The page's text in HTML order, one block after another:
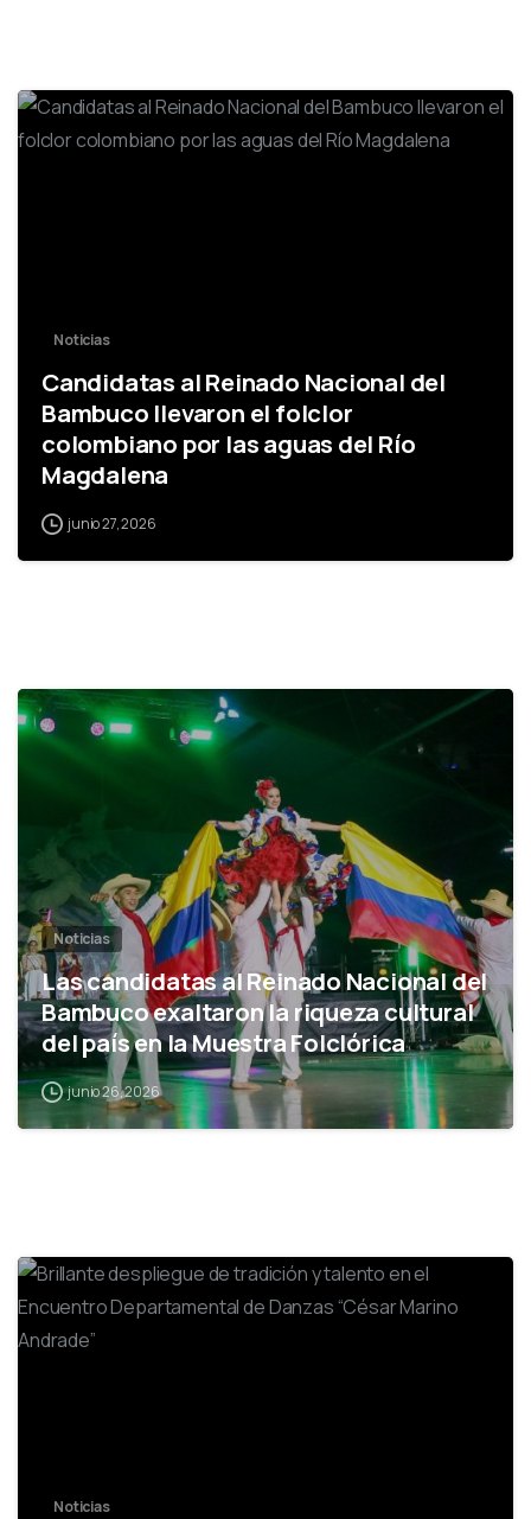
Noticias
Candidatas al Reinado Nacional del
Bambuco llevaron el folclor
colombiano por las aguas del Río
Magdalena
junio 27, 2026
Noticias
Las candidatas al Reinado Nacional del
Bambuco exaltaron la riqueza cultural
del país en la Muestra Folclórica
junio 26, 2026
Noticias